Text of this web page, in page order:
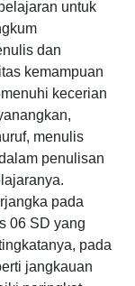
untuk
dan
kemampuan
kecerian
menulis
penulisan
pada
06 SD yang
pada
jangkauan